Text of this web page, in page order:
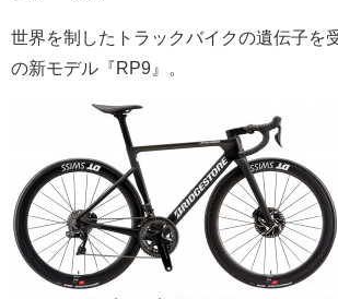
世界を制したトラックバイクの遺伝子を
の新モデル『RP9』。